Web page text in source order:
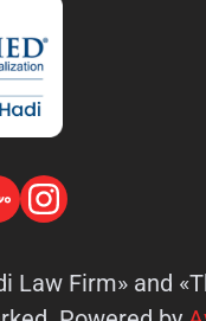
Law Firm» and